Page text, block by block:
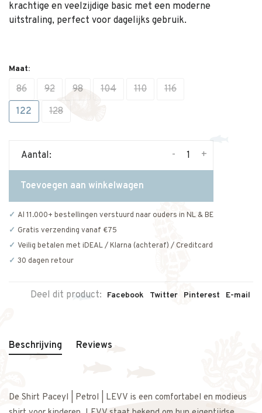
krachtige en veelzijdige basic met een moderne
uitstraling, perfect voor dagelijks gebruik.
Maat:
86 92 98 104 110
116
122
128
Aantal: +
-
Toevoegen aan winkelwagen
Al 11.000+ bestellingen verstuurd naar ouders in NL & BE
Gratis verzending vanaf €75
Veilig betalen met iDEAL / Klarna (achteraf) / Creditcard
30 dagen retour
Deel dit product: Facebook Twitter Pinterest E-mail
Beschrijving Reviews
De Shirt Paceyl | Petrol | LEVV is een comfortabel en modieus